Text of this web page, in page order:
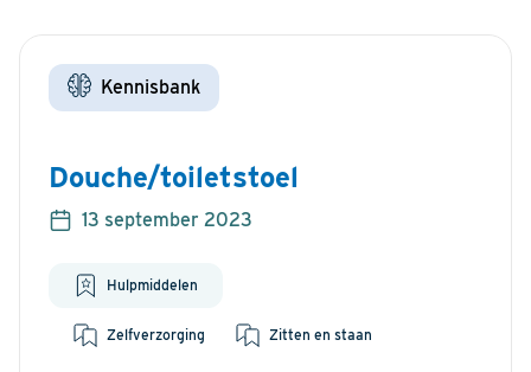
Kennisbank
Douche/toiletstoel
13 september 2023
Hulpmiddelen
Zelfverzorging Zitten en staan